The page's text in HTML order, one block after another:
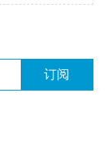
订阅